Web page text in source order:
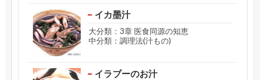
イカ墨汁
大分類：3章 医食同源の知恵
中分類：調理法(汁もの)
イラブーのお汁